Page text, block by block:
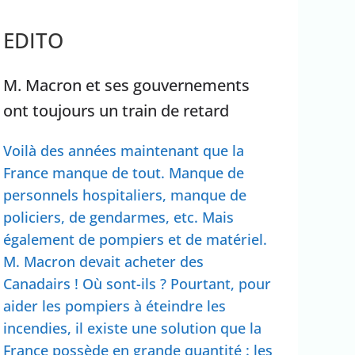
EDITO
M. Macron et ses gouvernements
ont toujours un train de retard
Voilà des années maintenant que la
France manque de tout. Manque de
personnels hospitaliers, manque de
policiers, de gendarmes, etc. Mais
également de pompiers et de matériel.
M. Macron devait acheter des
Canadairs ! Où sont-ils ? Pourtant, pour
aider les pompiers à éteindre les
incendies, il existe une solution que la
France possède en grande quantité : les